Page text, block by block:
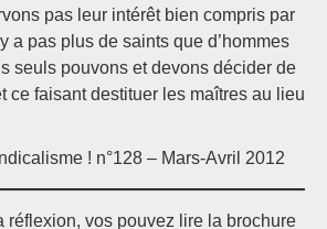
pas leur intérêt bien compris par
a pas plus de saints que d’hommes
seuls pouvons et devons décider de
ce faisant destituer les maîtres au lieu
! n°128 – Mars-Avril 2012
réflexion, vos pouvez lire la brochure